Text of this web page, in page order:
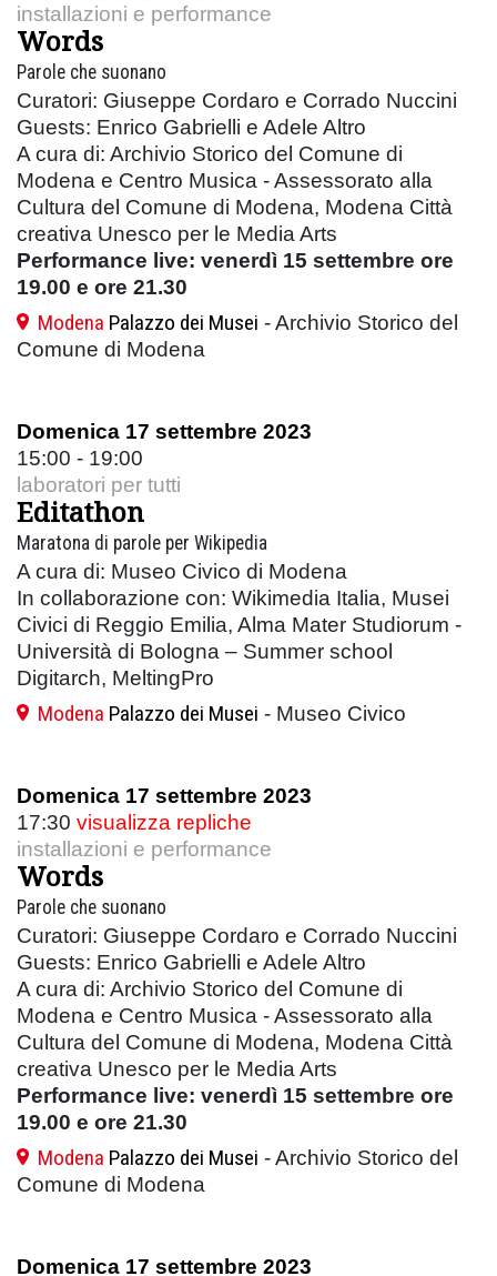
installazioni e performance
Words
Parole che suonano
Curatori: Giuseppe Cordaro e Corrado Nuccini
Guests: Enrico Gabrielli e Adele Altro
A cura di: Archivio Storico del Comune di
Modena e Centro Musica - Assessorato alla
Cultura del Comune di Modena, Modena Città
creativa Unesco per le Media Arts
Performance live: venerdì 15 settembre ore
19.00 e ore 21.30
Modena Palazzo dei Musei - Archivio Storico del
Comune di Modena
Domenica 17 settembre 2023
15:00 - 19:00
laboratori per tutti
Editathon
Maratona di parole per Wikipedia
A cura di: Museo Civico di Modena
In collaborazione con: Wikimedia Italia, Musei
Civici di Reggio Emilia, Alma Mater Studiorum -
Università di Bologna – Summer school
Digitarch, MeltingPro
Modena Palazzo dei Musei - Museo Civico
Domenica 17 settembre 2023
17:30 visualizza repliche
installazioni e performance
Words
Parole che suonano
Curatori: Giuseppe Cordaro e Corrado Nuccini
Guests: Enrico Gabrielli e Adele Altro
A cura di: Archivio Storico del Comune di
Modena e Centro Musica - Assessorato alla
Cultura del Comune di Modena, Modena Città
creativa Unesco per le Media Arts
Performance live: venerdì 15 settembre ore
19.00 e ore 21.30
Modena Palazzo dei Musei - Archivio Storico del
Comune di Modena
Domenica 17 settembre 2023